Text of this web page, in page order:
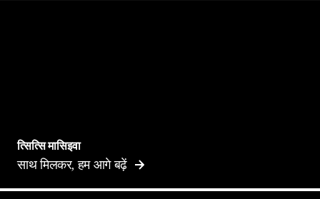
​त्सित्सि​ ​मासिइवा​
साथ ​मिलकर​, ​हम​ ​आगे​ ​बढ़ें​